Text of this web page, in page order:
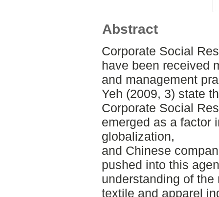
Abstract
Corporate Social
have been received
and management
Yeh (2009, 3) state
Corporate Social
emerged as a factor
globalization,
and Chinese
pushed into this
understanding of the
textile and apparel